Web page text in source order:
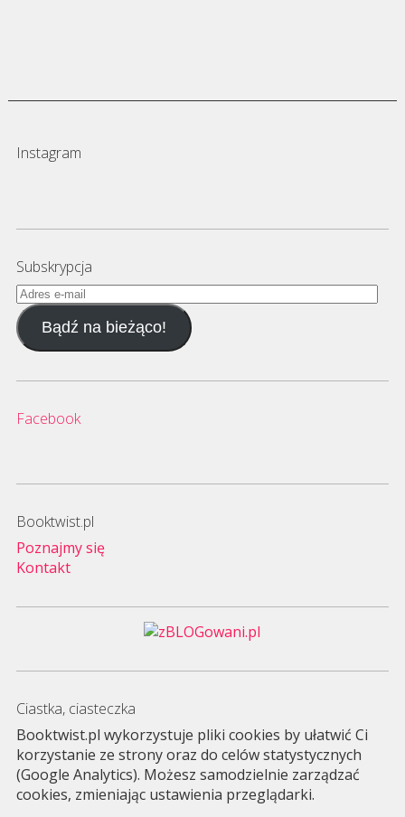
Instagram
Subskrypcja
Adres
e-
mailBądź na bieżąco!
Facebook
Booktwist.pl
Poznajmy się
Kontakt
Ciastka, ciasteczka
Booktwist.pl wykorzystuje pliki cookies by ułatwić Ci
korzystanie ze strony oraz do celów statystycznych
(Google Analytics). Możesz samodzielnie zarządzać
cookies, zmieniając ustawienia przeglądarki.